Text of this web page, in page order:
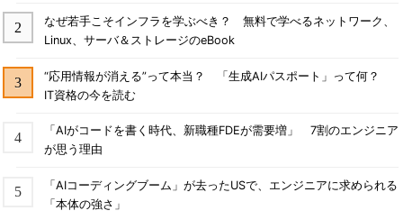
なぜ若手こそインフラを学ぶべき？ 無料で学べるネットワーク、
Linux、サーバ＆ストレージのeBook
“応用情報が消える”って本当？ 「生成AIパスポート」って何？
IT資格の今を読む
「AIがコードを書く時代、新職種FDEが需要増」 7割のエンジニア
が思う理由
「AIコーディングブーム」が去ったUSで、エンジニアに求められる
「本体の強さ」